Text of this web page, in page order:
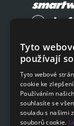
Tyto
používají
Tyto webové
cookie ke
Používáním
souhlasíte se
souladu s našimi
souborů cookie.